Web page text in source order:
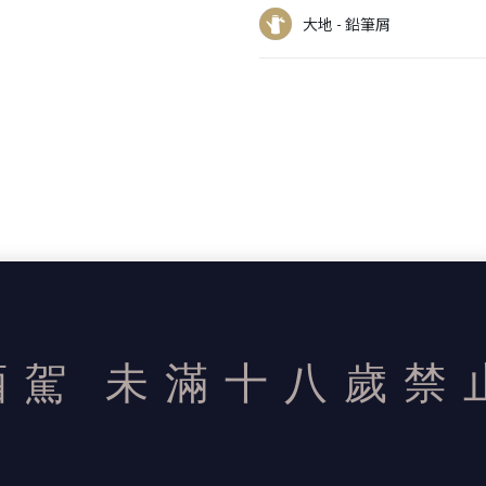
大地 - 鉛筆屑
未滿十八歲禁